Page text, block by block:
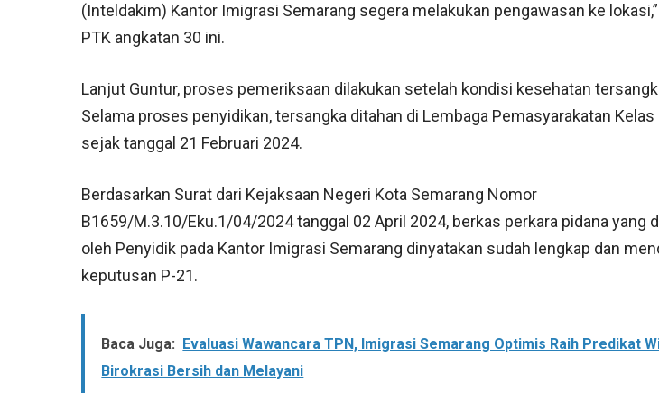
(Inteldakim) Kantor Imigrasi Semarang segera melakukan pengawasan ke
PTK angkatan 30 ini.
Lanjut Guntur, proses pemeriksaan dilakukan setelah kondisi kesehatan
Selama proses penyidikan, tersangka ditahan di Lembaga Pemasyarakatan Kelas
sejak tanggal 21 Februari 2024.
Berdasarkan Surat dari Kejaksaan Negeri Kota Semarang Nomor
B1659/M.3.10/Eku.1/04/2024 tanggal 02 April 2024, berkas perkara pidana yang
oleh Penyidik pada Kantor Imigrasi Semarang dinyatakan sudah lengkap dan
keputusan P-21.
Baca Juga:
Evaluasi Wawancara TPN, Imigrasi Semarang Optimis Raih Predikat
Birokrasi Bersih dan Melayani